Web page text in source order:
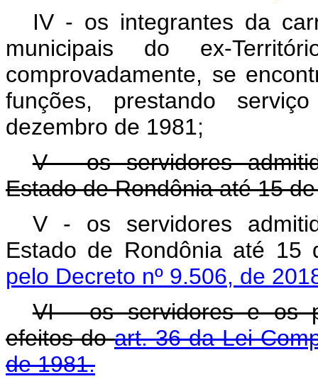
IV - os integrantes da
municipais do ex-
comprovadamente, se
funções, prestando
dezembro de 1981;
V - os servidores
Estado de Rondônia até 15
V - os servidores
Estado de Rondônia até
pelo Decreto nº 9.506, de
VI - os servidores e os
efeitos doart. 36 da Lei
de 1981.